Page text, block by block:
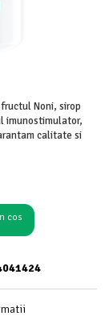
Noni, sirop
imunostimulator,
calitate si
cos